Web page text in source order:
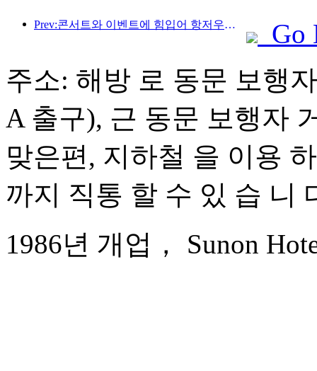
Prev:콘서트와 이벤트에 힘입어 항저우의 호텔 실적은 3월에도 계속 상승할 것으로 예상된다.
Go
주소: 해방 로 동문 보행
A 출구), 근 동문 보행자
맞은편, 지하철 을 이용
까지 직통 할 수 있 습 니
1986년 개업， Sunon